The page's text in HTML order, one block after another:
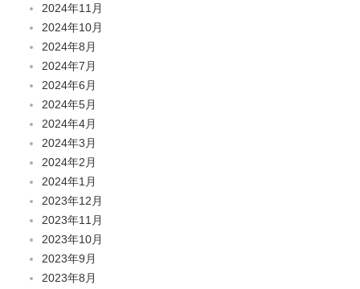
2024年11月
2024年10月
2024年8月
2024年7月
2024年6月
2024年5月
2024年4月
2024年3月
2024年2月
2024年1月
2023年12月
2023年11月
2023年10月
2023年9月
2023年8月